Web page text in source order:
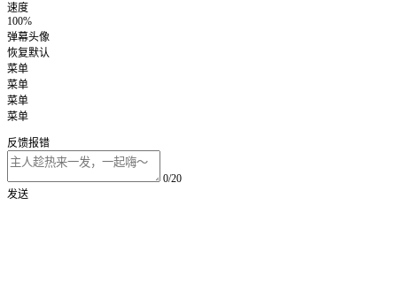
速度
100%
弹幕头像
恢复默认
菜单
菜单
菜单
菜单
反馈报错
0/20
发送